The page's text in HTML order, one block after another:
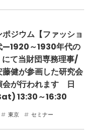
ジウム【ファッショ
—1920～1930年代の
て当財団専務理事/
健が参画した研究会
会が行われます 日
13:30～16:30
東京 セミナー